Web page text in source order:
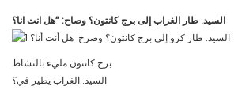
برج كانتون مليء بالنشاط.
السيد. الغراب يطير في؟